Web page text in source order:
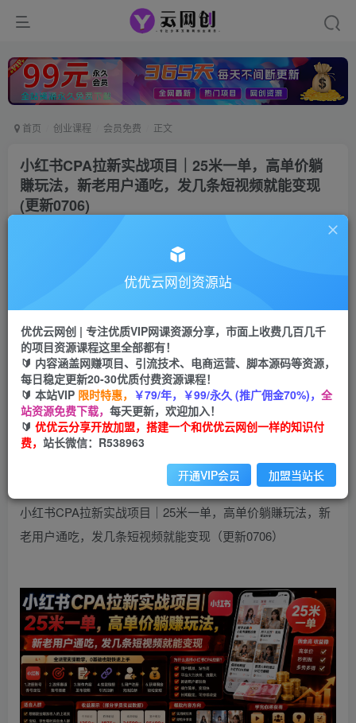
首页 创业课程 会员免费 正文
小红书CPA拉新实战项目｜25米一单，高单价躺
賺玩法，新老用户通吃，发几条短视频就能变现
(更新0706)
此内容为付费资源，请付费后查看
云币9.9 限时特惠
云币
会员免费
立即购买
您当前未登录！建议登陆后购买，可保存购买订单
小红书CPA拉新实战项目｜25米一单，高单价躺賺玩法，新
老用户通吃，发几条短视频就能变现（更新0706）
优优云网创资源站
优优云网创 | 专注优质VIP网课资源分享，市面上收费几百几千
的项目资源课程这里全部都有！
🔰 内容涵盖网赚项目、引流技术、电商运营、脚本源码等资源，
每日稳定更新20-30优质付费资源课程！
🔰 本站VIP 限时特惠， ￥79/年，￥99/永久 (推广佣金70%)， 全
站资源免费下载， 每天更新，欢迎加入！
🔰 优优云分享开放加盟，搭建一个和优优云网创一样的知识付
费， 站长微信：R538963
开通VIP会员 加盟当站长